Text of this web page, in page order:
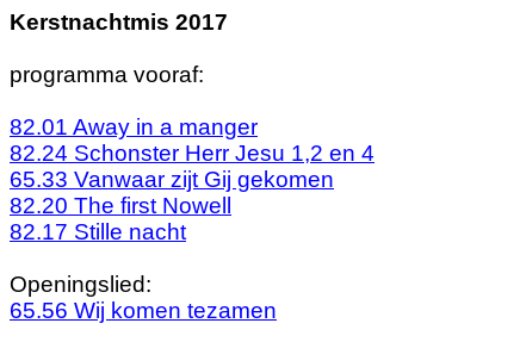
Kerstnachtmis 2017
programma vooraf:
82.01 Away in a manger
82.24 Schonster Herr Jesu 1,2 en 4
65.33 Vanwaar zijt Gij gekomen
82.20 The first Nowell
82.17 Stille nacht
Openingslied:
65.56 Wij komen tezamen